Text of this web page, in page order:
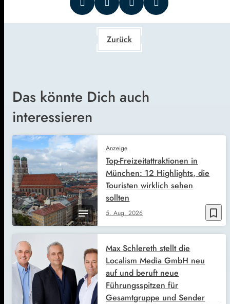
Zurück
Das könnte Dich auch
interessieren
bookmark_border
Anzeige
5. Aug. 2026
Top-Freizeitattraktionen in
München: 12 Highlights, die
Touristen wirklich sehen
sollten
Max Schlereth stellt die
Localism Media GmbH neu
auf und beruft neue
Führungsspitzen für
Gesamtgruppe und Sender